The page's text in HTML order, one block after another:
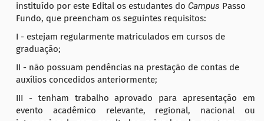
instituído por este Edital os estudantes do Campus Passo
Fundo, que preencham os seguintes requisitos:
I - estejam regularmente matriculados em cursos de
graduação;
II - não possuam pendências na prestação de contas de
auxílios concedidos anteriormente;
III - tenham trabalho aprovado para apresentação em
evento acadêmico relevante, regional, nacional ou